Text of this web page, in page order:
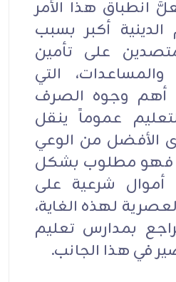
انطباق هذا الأمر
أكبر بسبب
على تأمين
التي
أهم وجوه الصرف
عموماً ينقل
الأفضل من الوعي
فهو مطلوب بشكل
شرعية على
لهذه الغاية،
بمدارس تعليم
في هذا الجانب.